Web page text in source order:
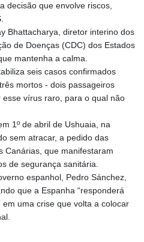
decisão que envolve riscos,
Bhattacharya, diretor interino dos
de Doenças (CDC) dos Estados
mantenha a calma.
seis casos confirmados
mortos - dois passageiros
vírus raro, para o qual não
1º de abril de Ushuaia, na
sem atracar, a pedido das
Canárias, que manifestaram
de segurança sanitária.
espanhol, Pedro Sánchez,
que a Espanha “responderá
uma crise que volta a colocar